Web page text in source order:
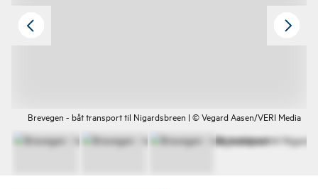
Brevegen - båt transport til Nigardsbreen | © Vegard Aasen/VERI Media